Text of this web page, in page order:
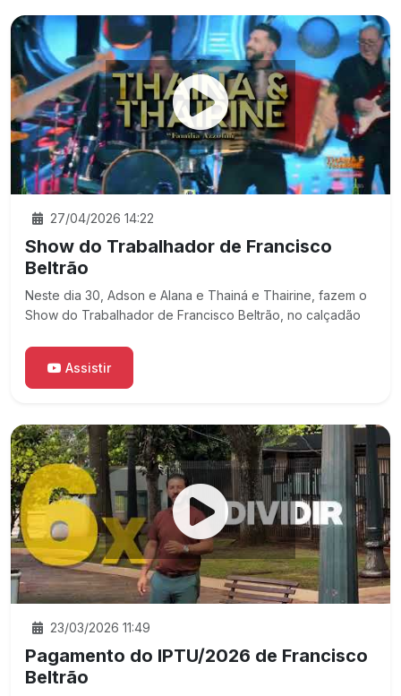
27/04/2026 14:22
Show do Trabalhador de Francisco
Beltrão
Neste dia 30, Adson e Alana e Thainá e Thairine, fazem o
Show do Trabalhador de Francisco Beltrão, no calçadão
Assistir
23/03/2026 11:49
Pagamento do IPTU/2026 de Francisco
Beltrão